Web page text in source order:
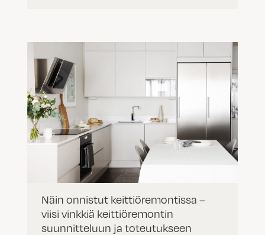
Näin onnistut keittiöremontissa –
viisi vinkkiä keittiöremontin
suunnitteluun ja toteutukseen